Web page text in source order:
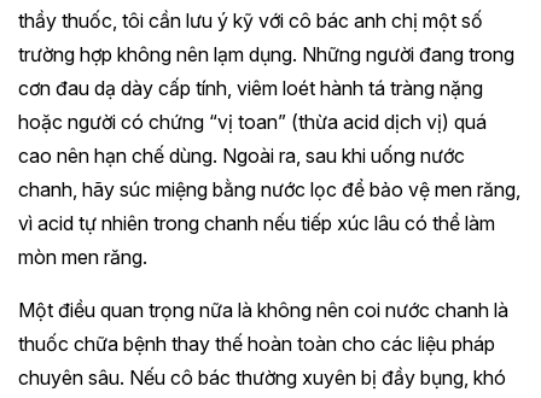
thầy thuốc, tôi cần lưu ý kỹ với cô bác anh chị một số
trường hợp không nên lạm dụng. Những người đang trong
cơn đau dạ dày cấp tính, viêm loét hành tá tràng nặng
hoặc người có chứng “vị toan” (thừa acid dịch vị) quá
cao nên hạn chế dùng. Ngoài ra, sau khi uống nước
chanh, hãy súc miệng bằng nước lọc để bảo vệ men răng,
vì acid tự nhiên trong chanh nếu tiếp xúc lâu có thể làm
mòn men răng.
Một điều quan trọng nữa là không nên coi nước chanh là
thuốc chữa bệnh thay thế hoàn toàn cho các liệu pháp
chuyên sâu. Nếu cô bác thường xuyên bị đầy bụng, khó